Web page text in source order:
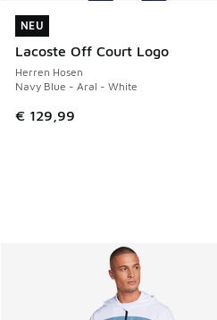
NEU
Lacoste Off Court Logo
Herren Hosen
Navy Blue - Aral - White
€ 129,99
NEU